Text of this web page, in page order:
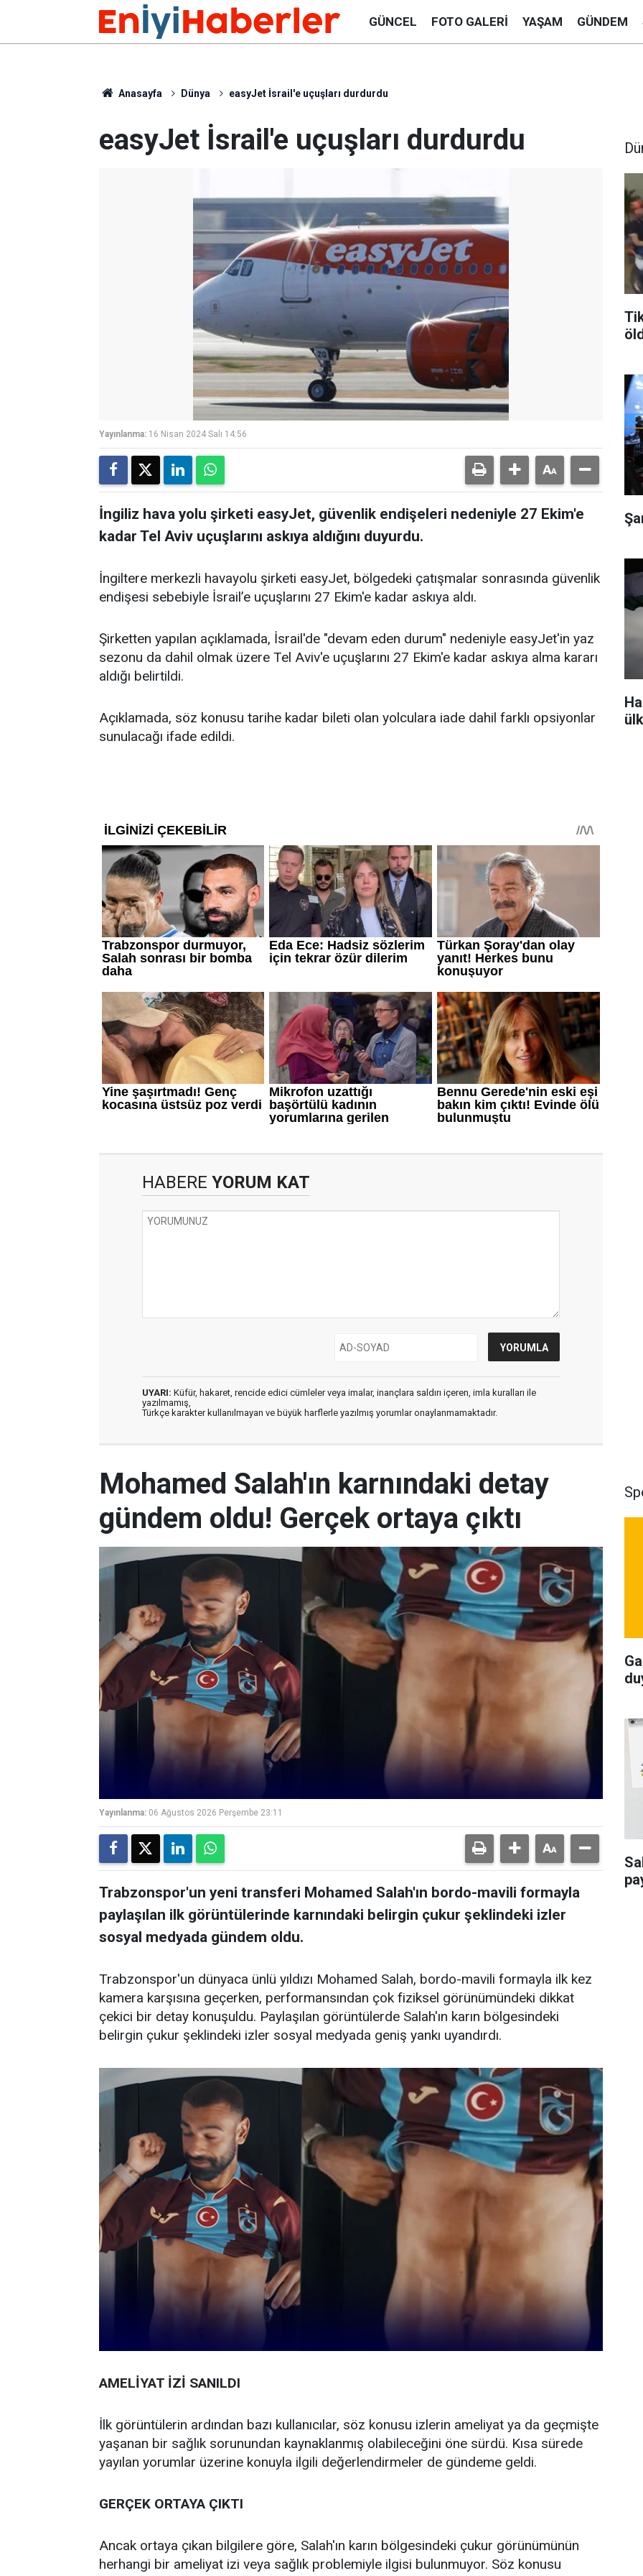
GÜNCEL FOTO GALERI YAŞAM GÜNDEM
Anasayfa Dünya easyJet İsrail'e uçuşları durdurdu
easyJet İsrail'e uçuşları durdurdu
Yayınlanma: 16 Nisan 2024 Salı 14:56
İngiliz hava yolu şirketi easyJet, güvenlik endişeleri nedeniyle 27 Ekim'e
kadar Tel Aviv uçuşlarını askıya aldığını duyurdu.
İngiltere merkezli havayolu şirketi easyJet, bölgedeki çatışmalar sonrasında güvenlik
endişesi sebebiyle İsrail’e uçuşlarını 27 Ekim'e kadar askıya aldı.
Şirketten yapılan açıklamada, İsrail'de "devam eden durum" nedeniyle easyJet'in yaz
sezonu da dahil olmak üzere Tel Aviv'e uçuşlarını 27 Ekim'e kadar askıya alma kararı
aldığı belirtildi.
Açıklamada, söz konusu tarihe kadar bileti olan yolculara iade dahil farklı opsiyonlar
sunulacağı ifade edildi.
HABERE YORUM KAT
UYARI: Küfür, hakaret, rencide edici cümleler veya imalar, inançlara saldırı içeren, imla kuralları ile
yazılmamış,
Türkçe karakter kullanılmayan ve büyük harflerle yazılmış yorumlar onaylanmamaktadır.
Mohamed Salah'ın karnındaki detay
gündem oldu! Gerçek ortaya çıktı
Yayınlanma: 06 Ağustos 2026 Perşembe 23:11
Trabzonspor'un yeni transferi Mohamed Salah'ın bordo-mavili formayla
paylaşılan ilk görüntülerinde karnındaki belirgin çukur şeklindeki izler
sosyal medyada gündem oldu.
Trabzonspor'un dünyaca ünlü yıldızı Mohamed Salah, bordo-mavili formayla ilk kez
kamera karşısına geçerken, performansından çok fiziksel görünümündeki dikkat
çekici bir detay konuşuldu. Paylaşılan görüntülerde Salah'ın karın bölgesindeki
belirgin çukur şeklindeki izler sosyal medyada geniş yankı uyandırdı.
AMELİYAT İZİ SANILDI
İlk görüntülerin ardından bazı kullanıcılar, söz konusu izlerin ameliyat ya da geçmişte
yaşanan bir sağlık sorunundan kaynaklanmış olabileceğini öne sürdü. Kısa sürede
yayılan yorumlar üzerine konuyla ilgili değerlendirmeler de gündeme geldi.
GERÇEK ORTAYA ÇIKTI
Ancak ortaya çıkan bilgilere göre, Salah'ın karın bölgesindeki çukur görünümünün
herhangi bir ameliyat izi veya sağlık problemiyle ilgisi bulunmuyor. Söz konusu